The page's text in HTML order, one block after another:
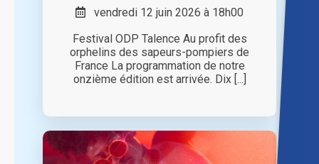
vendredi 12 juin 2026 à 18h00
Festival ODP Talence Au profit des
orphelins des sapeurs-pompiers de
France La programmation de notre
onzième édition est arrivée. Dix [...]